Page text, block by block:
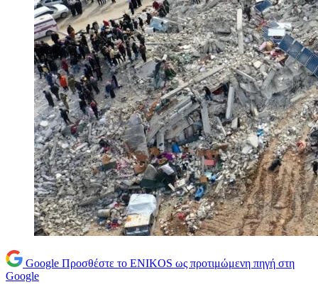
Google Προσθέστε το ENIKOS ως προτιμώμενη πηγή στη
Google